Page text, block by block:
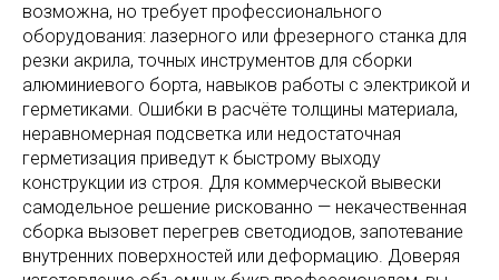
возможна, но требует профессионального
оборудования: лазерного или фрезерного станка для
резки акрила, точных инструментов для сборки
алюминиевого борта, навыков работы с электрикой и
герметиками. Ошибки в расчёте толщины материала,
неравномерная подсветка или недостаточная
герметизация приведут к быстрому выходу
конструкции из строя. Для коммерческой вывески
самодельное решение рискованно — некачественная
сборка вызовет перегрев светодиодов, запотевание
внутренних поверхностей или деформацию. Доверяя